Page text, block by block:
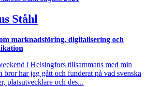
Ståhl
marknadsföring, digitalisering och
i Helsingfors tillsammans med min
bror har jag gått och funderat på vad svenska
platsutvecklare och des...